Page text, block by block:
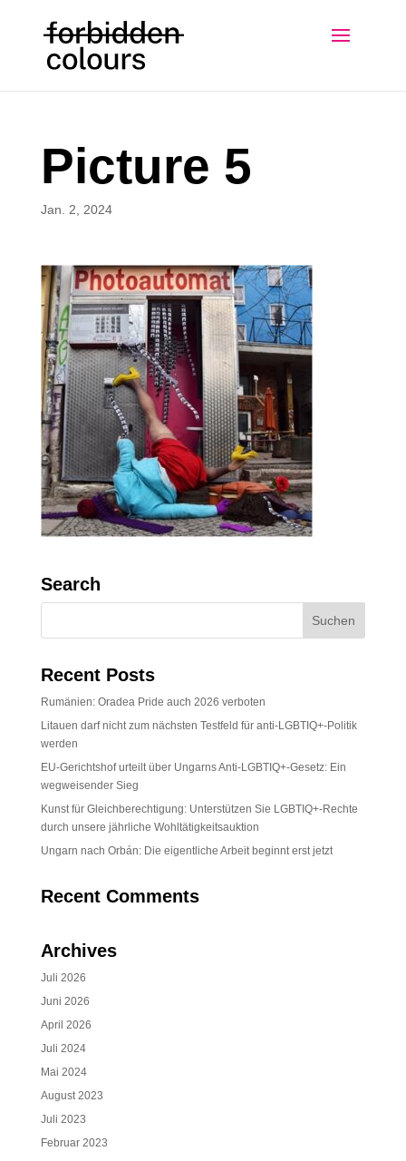
Picture 5
Jan. 2, 2024
Search
Recent Posts
Rumänien: Oradea Pride auch 2026 verboten
Litauen darf nicht zum nächsten Testfeld für anti-LGBTIQ+-Politik
werden
EU-Gerichtshof urteilt über Ungarns Anti-LGBTIQ+-Gesetz: Ein
wegweisender Sieg
Kunst für Gleichberechtigung: Unterstützen Sie LGBTIQ+-Rechte
durch unsere jährliche Wohltätigkeitsauktion
Ungarn nach Orbán: Die eigentliche Arbeit beginnt erst jetzt
Recent Comments
Archives
Juli 2026
Juni 2026
April 2026
Juli 2024
Mai 2024
August 2023
Juli 2023
Februar 2023